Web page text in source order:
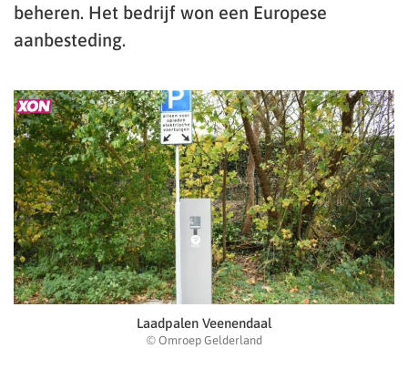
beheren. Het bedrijf won een Europese
aanbesteding.
Laadpalen Veenendaal
© Omroep Gelderland